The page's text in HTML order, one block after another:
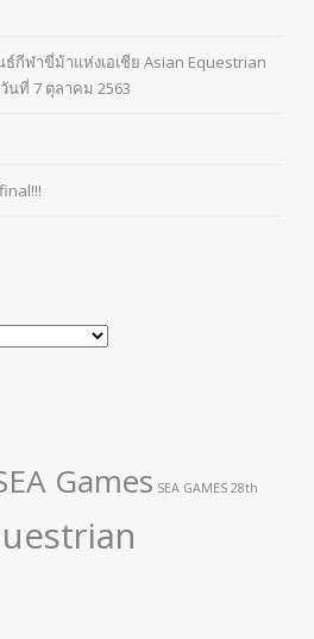
ฬาขี่ม้าแห่งเอเชีย Asian Equestrian
วันที่ 7 ตุลาคม 2563
Games SEA GAMES 28th